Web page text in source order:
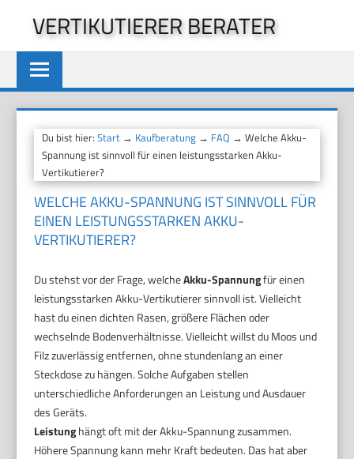
springen
VERTIKUTIERER BERATER
Du bist hier:Start → Kaufberatung → FAQ → Welche Akku-
Spannung ist sinnvoll für einen leistungsstarken Akku-
Vertikutierer?
WELCHE AKKU-SPANNUNG IST SINNVOLL FÜR
EINEN LEISTUNGSSTARKEN AKKU-
VERTIKUTIERER?
Du stehst vor der Frage, welcheAkku-Spannungfür einen
leistungsstarken Akku-Vertikutierer sinnvoll ist. Vielleicht
hast du einen dichten Rasen, größere Flächen oder
wechselnde Bodenverhältnisse. Vielleicht willst du Moos und
Filz zuverlässig entfernen, ohne stundenlang an einer
Steckdose zu hängen. Solche Aufgaben stellen
unterschiedliche Anforderungen an Leistung und Ausdauer
des Geräts.
Leistunghängt oft mit der Akku-Spannung zusammen.
Höhere Spannung kann mehr Kraft bedeuten. Das hat aber